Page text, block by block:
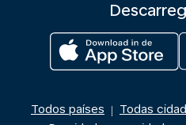
Todos países | Todas